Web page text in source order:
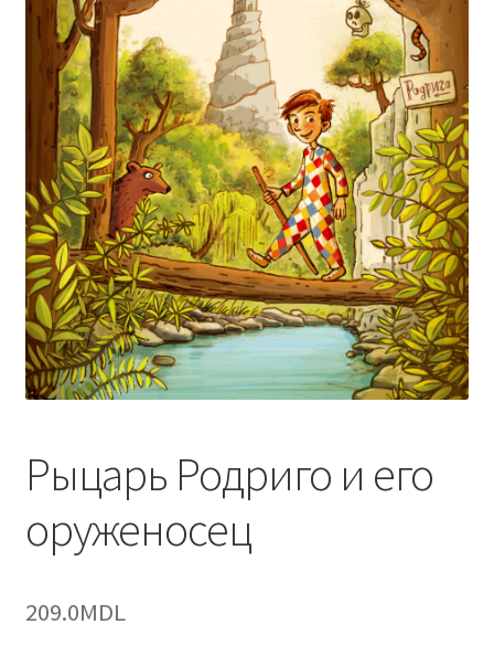
Рыцарь Родриго и его
оруженосец
209.0MDL